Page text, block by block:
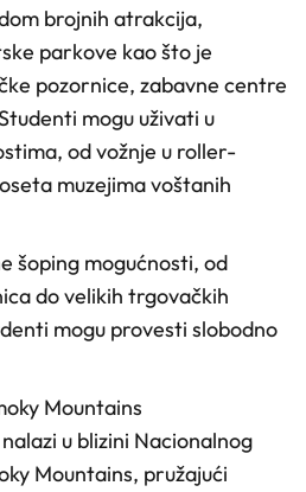
brojnih atrakcija,
parkove kao što je
pozornice, zabavne centre
mogu uživati u
od vožnje u roller-
muzejima voštanih
šoping mogućnosti, od
do velikih trgovačkih
mogu provesti slobodno
Mountains
u blizini Nacionalnog
Mountains, pružajući